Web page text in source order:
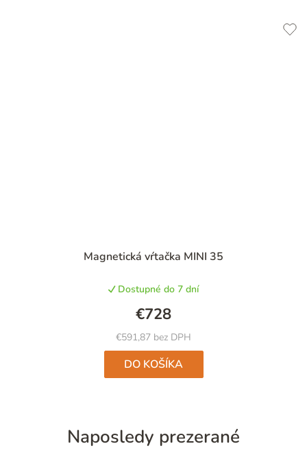
Magnetická vŕtačka MINI 35
Dostupné do 7 dní
€591,87 bez DPH
€728
DO KOŠÍKA
Naposledy prezerané